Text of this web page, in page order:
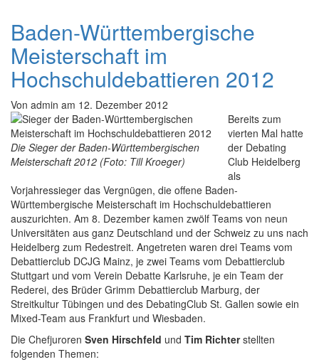
Baden-Württembergische
Meisterschaft im
Hochschuldebattieren 2012
Von admin am 12. Dezember 2012
Die Sieger der Baden-Württembergischen
Meisterschaft 2012 (Foto: Till Kroeger)
Bereits zum
vierten Mal hatte
der Debating
Club Heidelberg
als
Vorjahressieger das Vergnügen, die offene Baden-
Württembergische Meisterschaft im Hochschuldebattieren
auszurichten. Am 8. Dezember kamen zwölf Teams von neun
Universitäten aus ganz Deutschland und der Schweiz zu uns nach
Heidelberg zum Redestreit. Angetreten waren drei Teams vom
Debattierclub DCJG Mainz, je zwei Teams vom Debattierclub
Stuttgart und vom Verein Debatte Karlsruhe, je ein Team der
Rederei, des Brüder Grimm Debattierclub Marburg, der
Streitkultur Tübingen und des DebatingClub St. Gallen sowie ein
Mixed-Team aus Frankfurt und Wiesbaden.
Die Chefjuroren Sven Hirschfeld und Tim Richterstellten
folgenden Themen: